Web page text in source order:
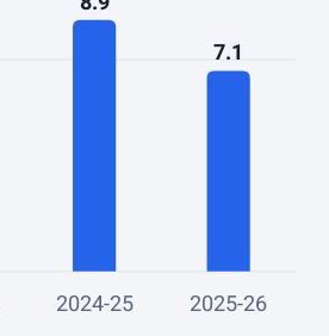
2024-25
7.1
2025-26